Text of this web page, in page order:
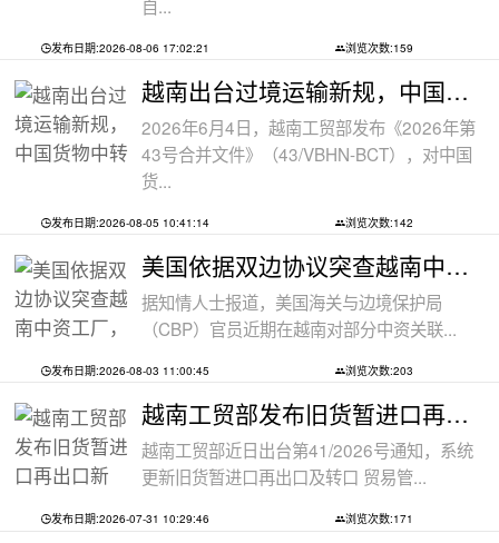
自...
发布日期:2026-08-06 17:02:21 浏览次数:159
越南出台过境运输新规，中国货物中转通
2026年6月4日，越南工贸部发布《2026年第
43号合并文件》（43/VBHN-BCT），对中国
货...
发布日期:2026-08-05 10:41:14 浏览次数:142
美国依据双边协议突查越南中资工厂，三
据知情人士报道，美国海关与边境保护局
（CBP）官员近期在越南对部分中资关联...
发布日期:2026-08-03 11:00:45 浏览次数:203
越南工贸部发布旧货暂进口再出口新规：
越南工贸部近日出台第41/2026号通知，系统
更新旧货暂进口再出口及转口 贸易管...
发布日期:2026-07-31 10:29:46 浏览次数:171